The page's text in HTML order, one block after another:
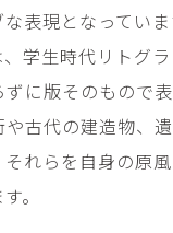
表現となっていま
学生時代リトグ
に版そのもので
古代の建造物、
れらを自身の原
。